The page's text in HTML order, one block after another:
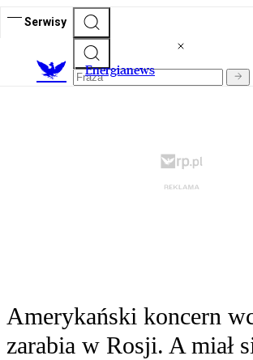
Serwisy
Energianews
Amerykański koncern
zarabia w Rosji. A miał